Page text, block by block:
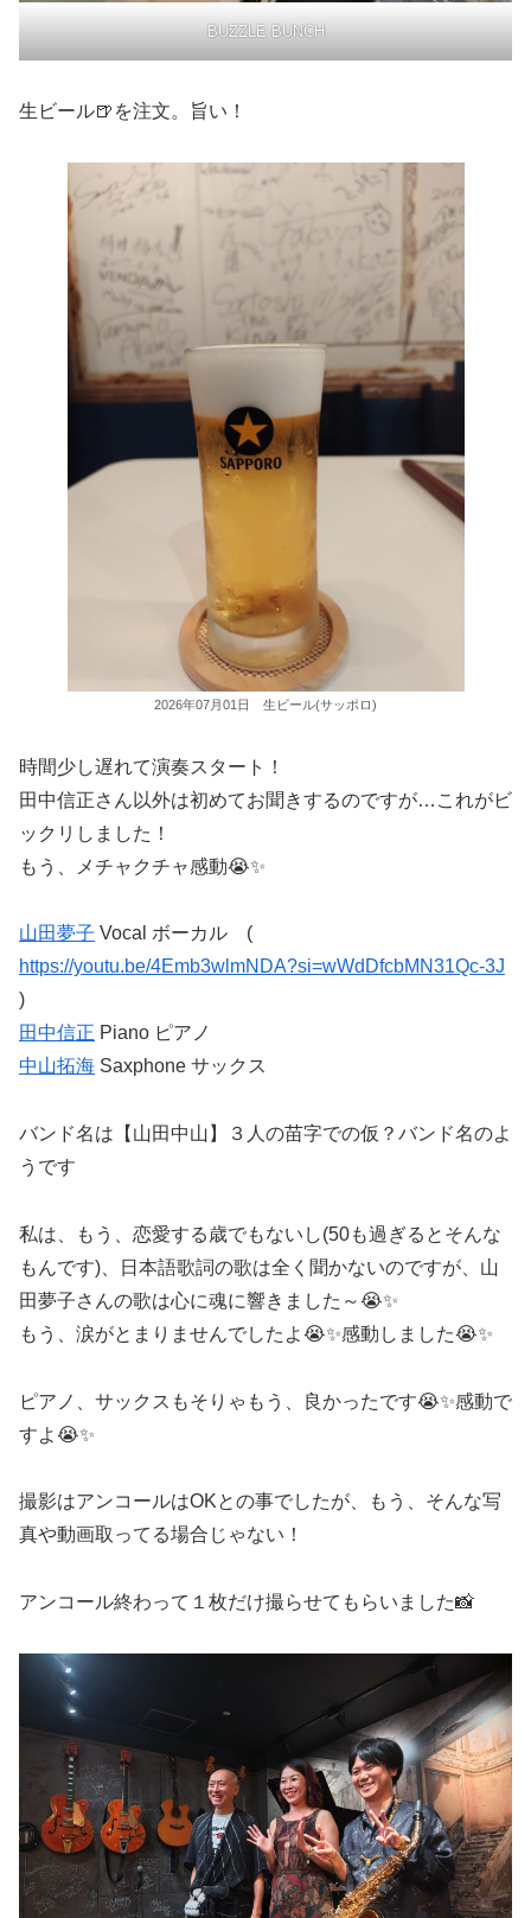
BUZZLE BUNCH
生ビール🍺を注文。旨い！
2026年07月01日 生ビール(サッポロ)
時間少し遅れて演奏スタート！
田中信正さん以外は初めてお聞きするのですが…これがビ
ックリしました！
もう、メチャクチャ感動😭✨
山田夢子 Vocal ボーカル (
https://youtu.be/4Emb3wlmNDA?si=wWdDfcbMN31Qc-3J
)
田中信正 Piano ピアノ
中山拓海 Saxphone サックス
バンド名は【山田中山】３人の苗字での仮？バンド名のよ
うです
私は、もう、恋愛する歳でもないし(50も過ぎるとそんな
もんです)、日本語歌詞の歌は全く聞かないのですが、山
田夢子さんの歌は心に魂に響きました～😭✨
もう、涙がとまりませんでしたよ😭✨感動しました😭✨
ピアノ、サックスもそりゃもう、良かったです😭✨感動で
すよ😭✨
撮影はアンコールはOKとの事でしたが、もう、そんな写
真や動画取ってる場合じゃない！
アンコール終わって１枚だけ撮らせてもらいました📸